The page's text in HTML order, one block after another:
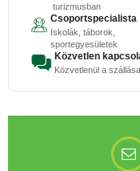
turizmusban
Csoportspecialista
Iskolák, táborok,
sportegyesületek
Közvetlen
Közvetlenül a